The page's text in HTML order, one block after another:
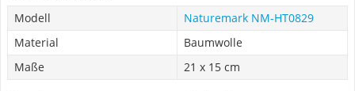
Modell
Naturemark NM-HT0829
Material
Baumwolle
Maße
21 x 15 cm